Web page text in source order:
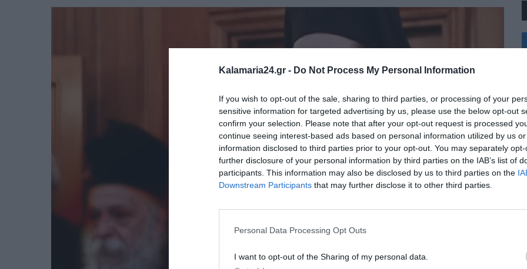
Kalamaria24.gr - Do Not Process My Personal Information
If you wish to opt-out of the sale, sharing to third parties, or processing of your
sensitive information for targeted advertising by us, please use the below opt-out
confirm your selection. Please note that after your opt-out request is processed
continue seeing interest-based ads based on personal information utilized by us
information disclosed to third parties prior to your opt-out. You may separately
further disclosure of your personal information by third parties on the IAB’s list of
participants. This information may also be disclosed by us to third parties on the
Downstream Participants that may further disclose it to other third parties.
Personal Data Processing Opt Outs
I want to opt-out of the Sharing of my personal data.
+
°